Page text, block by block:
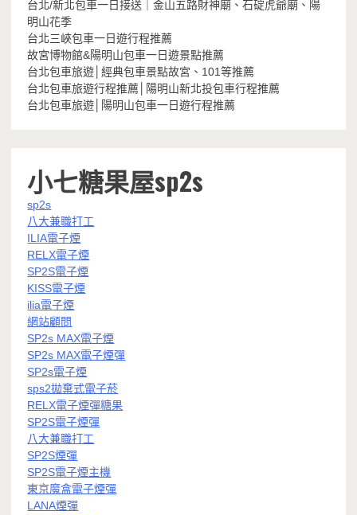
台北/新北包車一日接送｜金山五路財神廟、石碇虎爺廟、陽
明山花季
台北三峽包車一日遊行程推薦
故宮博物館&陽明山包車一日遊景點推薦
台北包車旅遊│經典包車景點故宮、101等推薦
台北包車旅遊行程推薦│陽明山新北投包車行程推薦
台北包車旅遊│陽明山包車一日遊行程推薦
小七糖果屋sp2s
sp2s
八大兼職打工
ILIA電子煙
RELX電子煙
SP2S電子煙
KISS電子煙
ilia電子煙
網站顧問
SP2s MAX電子煙
SP2s MAX電子煙彈
SP2s電子煙
sps2拋棄式電子菸
RELX電子煙彈糖果
SP2S電子煙彈
八大兼職打工
SP2S煙彈
SP2S電子煙主機
東京魔盒電子煙彈
LANA煙彈